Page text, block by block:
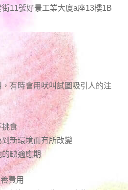
11號好景工業大廈a座13樓1B
有時會用吠叫試圖吸引人的注
挑食
新環境而有所改變
缺適應期
費用